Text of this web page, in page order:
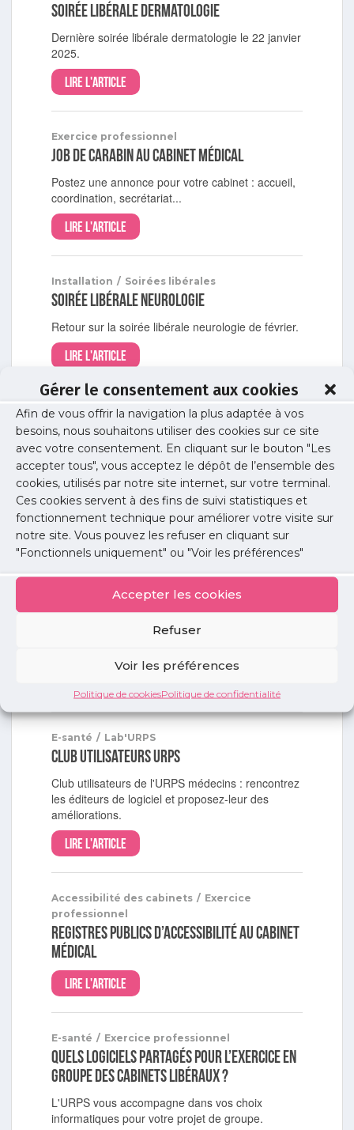
Gérer le consentement aux cookies
Afin de vous offrir la navigation la plus adaptée à vos
besoins, nous souhaitons utiliser des cookies sur ce site
avec votre consentement. En cliquant sur le bouton "Les
accepter tous", vous acceptez le dépôt de l’ensemble des
cookies, utilisés par notre site internet, sur votre terminal.
Ces cookies servent à des fins de suivi statistiques et
fonctionnement technique pour améliorer votre visite sur
notre site. Vous pouvez les refuser en cliquant sur
"Fonctionnels uniquement" ou "Voir les préférences"
Accepter les cookies
Refuser
Voir les préférences
Politique de cookiesPolitique de confidentialité
Soirée libérale dermatologie
Dernière soirée libérale dermatologie le 22 janvier
2025.
Lire l'article
Exercice professionnel
Job de carabin au cabinet médical
Postez une annonce pour votre cabinet : accueil,
coordination, secrétariat...
Lire l'article
Installation / Soirées libérales
Soirée libérale neurologie
Retour sur la soirée libérale neurologie de février.
Lire l'article
Guides professionnels / Publications
Guide – Contrat entre médecin libéral et
établissement privé
Recommandations et pièges à éviter. Par l'Ordre
et l'URPS médecins libéraux Ile-de-France.
Lire l'article
E-santé/ Lab'URPS
Colloque URPS – Pratique de la
télémédecine en libéral
Retrouvez les interviews vidéos des intervenants
E-santé / Lab'URPS
Club utilisateurs URPS
Club utilisateurs de l'URPS médecins : rencontrez
les éditeurs de logiciel et proposez-leur des
améliorations.
Lire l'article
Accessibilité des cabinets / Exercice
professionnel
Registres publics d’accessibilité au cabinet
médical
Lire l'article
E-santé / Exercice professionnel
Quels logiciels partagés pour l’exercice en
groupe des cabinets libéraux ?
L'URPS vous accompagne dans vos choix
informatiques pour votre projet de groupe.